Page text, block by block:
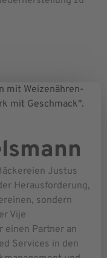
Justus
Herausforderung,
sondern
Vije
einen Partner an
Services in den